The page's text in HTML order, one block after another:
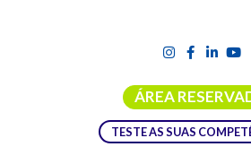
ÁREA
TESTE AS SUAS